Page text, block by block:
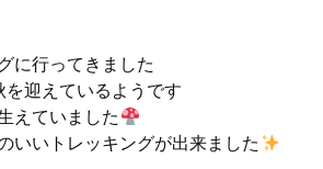
に行ってきました
を迎えているようです
えていました
いいトレッキングが出来ました